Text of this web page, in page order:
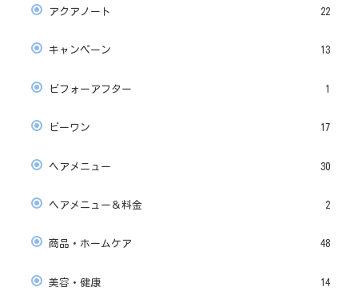
アクアノート 22
キャンペーン 13
ビフォーアフター 1
ビーワン 17
ヘアメニュー 30
ヘアメニュー＆料金 2
商品・ホームケア 48
美容・健康 14